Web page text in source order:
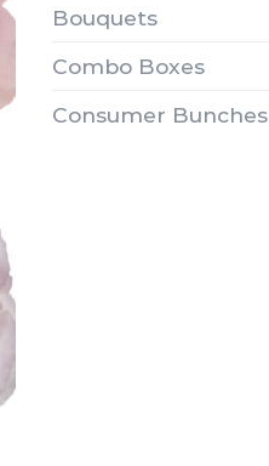
Bouquets
Combo Boxes
Consumer Bunches